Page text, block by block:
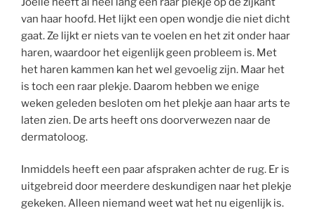
van haar hoofd. Het lijkt een open wondje die niet dicht
gaat. Ze lijkt er niets van te voelen en het zit onder haar
haren, waardoor het eigenlijk geen probleem is. Met
het haren kammen kan het wel gevoelig zijn. Maar het
is toch een raar plekje. Daarom hebben we enige
weken geleden besloten om het plekje aan haar arts te
laten zien. De arts heeft ons doorverwezen naar de
dermatoloog.
Inmiddels heeft een paar afspraken achter de rug. Er is
uitgebreid door meerdere deskundigen naar het plekje
gekeken. Alleen niemand weet wat het nu eigenlijk is.